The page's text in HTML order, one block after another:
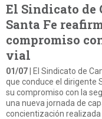
El Sindicato de
Santa Fe
compromiso
vial
01/07 | El Sindicato de
que conduce el dirigente
su compromiso con la
una nueva jornada de
concientización realizada